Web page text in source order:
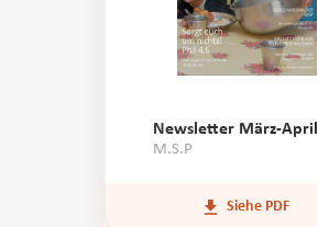
Newsletter März-April
M.S.P
Siehe PDF